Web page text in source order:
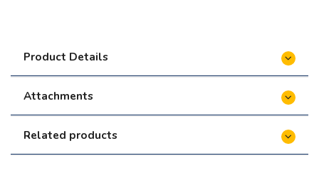
Product Details
Attachments
Related products